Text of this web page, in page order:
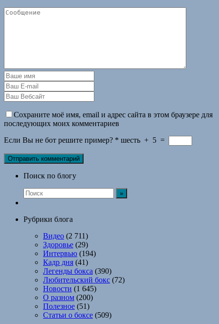
Сохраните моё имя, email и адрес сайта в этом браузере для
последующих моих комментариев
Если Вы не бот решите пример? * шесть + 5 =
Поиск по блогу
Рубрики блога
Видео (2 711)
Здоровье (29)
Интервью (194)
Кадр дня (41)
Легенды бокса (390)
Любительский бокс (72)
Новости (1 645)
О разном (200)
Полезное (51)
Статьи о боксе (509)